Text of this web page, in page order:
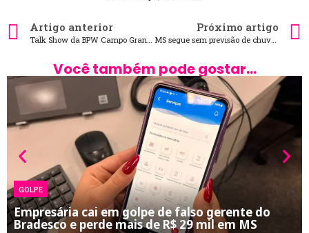
Artigo anterior
Talk Show da BPW Campo Grande reúne grandes mulheres do agronegócio
Próximo artigo
MS segue sem previsão de chuva nesta terça-feira
Você também pode gostar...
GOLPE
Empresária cai em golpe de falso gerente do
Bradesco e perde mais de R$ 29 mil em MS